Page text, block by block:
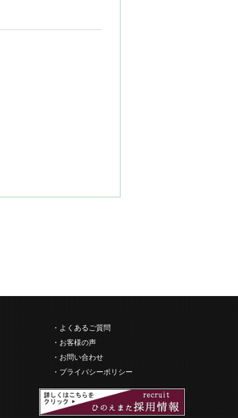
よくあるご質問
お客様の声
お問い合わせ
プライバシーポリシー